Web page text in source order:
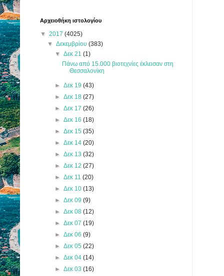
Αρχειοθήκη ιστολογίου
▼ 2017 (4025)
▼Δεκεμβρίου(383)
▼ Δεκ 21 (1)
Πάνω από 15.000 βιοτεχνίες έκλεισαν στη
Θεσσαλονίκη
► Δεκ 19 (43)
► Δεκ 18 (27)
► Δεκ 17 (26)
► Δεκ 16 (18)
► Δεκ 15 (35)
► Δεκ 14 (20)
► Δεκ 13 (32)
► Δεκ 12 (27)
► Δεκ 11 (20)
► Δεκ 10 (13)
► Δεκ 09 (9)
► Δεκ 08 (12)
► Δεκ 07 (19)
► Δεκ 06 (9)
► Δεκ 05 (22)
► Δεκ 04 (14)
► Δεκ 03 (16)